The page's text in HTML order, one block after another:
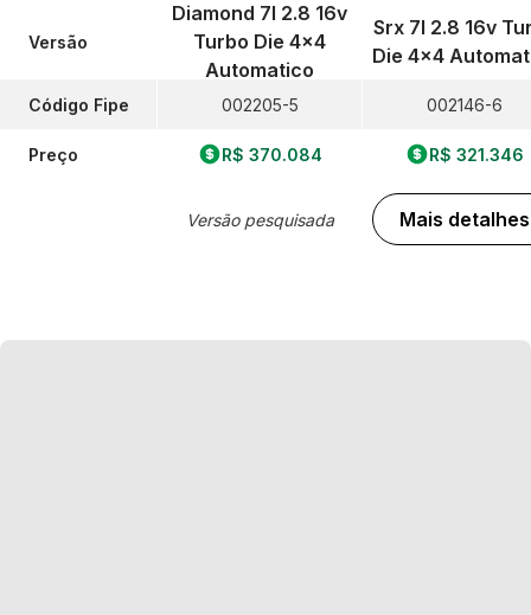
Versão
Código Fipe
Preço
Diamond 7l 2.8 16v
Turbo Die 4x4
Automatico
002205-5
R$ 370.084
Versão pesquisada
Srx 7l 2.8 16v
Die 4x4
002146-6
R$ 321.346
Mais detalhes